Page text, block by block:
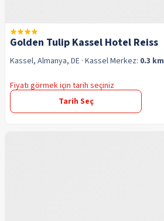
Golden Tulip Kassel Hotel Reiss
Kassel, Almanya, DE · KasselMerkez: 0.3 km
Fiyatı görmek için tarih seçiniz
Tarih Seç